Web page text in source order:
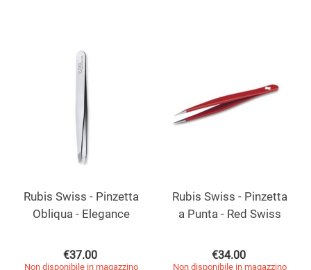
Rubis Swiss - Pinzetta
Obliqua - Elegance
€37.00
Non disponibile in magazzino
Rubis Swiss - Pinzetta
a Punta - Red Swiss
€34.00
Non disponibile in magazzino